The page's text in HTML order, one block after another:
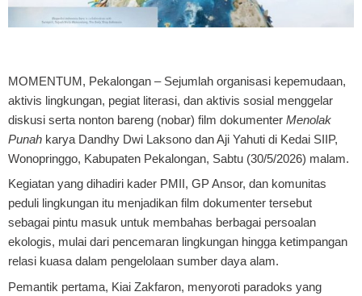
MOMENTUM, Pekalongan – Sejumlah organisasi kepemudaan,
aktivis lingkungan, pegiat literasi, dan aktivis sosial menggelar
diskusi serta nonton bareng (nobar) film dokumenter Menolak
Punah karya Dandhy Dwi Laksono dan Aji Yahuti di Kedai SIIP,
Wonopringgo, Kabupaten Pekalongan, Sabtu (30/5/2026) malam.
Kegiatan yang dihadiri kader PMII, GP Ansor, dan komunitas
peduli lingkungan itu menjadikan film dokumenter tersebut
sebagai pintu masuk untuk membahas berbagai persoalan
ekologis, mulai dari pencemaran lingkungan hingga ketimpangan
relasi kuasa dalam pengelolaan sumber daya alam.
Pemantik pertama, Kiai Zakfaron, menyoroti paradoks yang